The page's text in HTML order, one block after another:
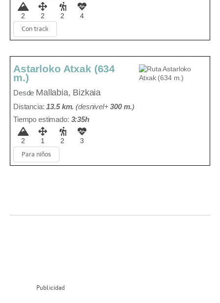
2 2 2 4
Con track
Astarloko Atxak (634
m.)
Desde Mallabia, Bizkaia
Distancia:13.5 km. (desnivel+300 m.)
Tiempo estimado: 3:35h
2 1 2 3
Para niños
Publicidad